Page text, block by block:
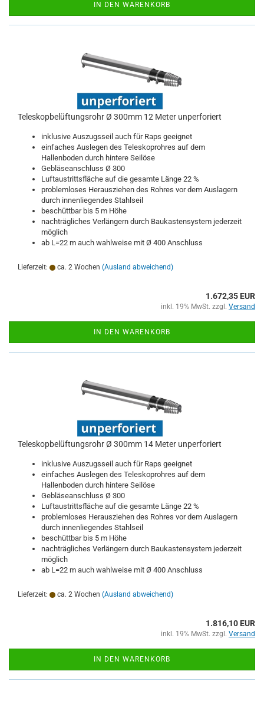
IN DEN WARENKORB
Teleskopbelüftungsrohr Ø 300mm 12 Meter unperforiert
inklusive Auszugsseil auch für Raps geeignet
einfaches Auslegen des Teleskoprohres auf dem
Hallenboden durch hintere Seilöse
Gebläseanschluss Ø 300
Luftaustrittsfläche auf die gesamte Länge 22 %
problemloses Herausziehen des Rohres vor dem Auslagern
durch innenliegendes Stahlseil
beschüttbar bis 5 m Höhe
nachträgliches Verlängern durch Baukastensystem jederzeit
möglich
ab L=22 m auch wahlweise mit Ø 400 Anschluss
Lieferzeit: ca. 2 Wochen (Ausland abweichend)
1.672,35 EUR
inkl. 19% MwSt. zzgl. Versand
IN DEN WARENKORB
Teleskopbelüftungsrohr Ø 300mm 14 Meter unperforiert
inklusive Auszugsseil auch für Raps geeignet
einfaches Auslegen des Teleskoprohres auf dem
Hallenboden durch hintere Seilöse
Gebläseanschluss Ø 300
Luftaustrittsfläche auf die gesamte Länge 22 %
problemloses Herausziehen des Rohres vor dem Auslagern
durch innenliegendes Stahlseil
beschüttbar bis 5 m Höhe
nachträgliches Verlängern durch Baukastensystem jederzeit
möglich
ab L=22 m auch wahlweise mit Ø 400 Anschluss
Lieferzeit: ca. 2 Wochen (Ausland abweichend)
1.816,10 EUR
inkl. 19% MwSt. zzgl. Versand
IN DEN WARENKORB